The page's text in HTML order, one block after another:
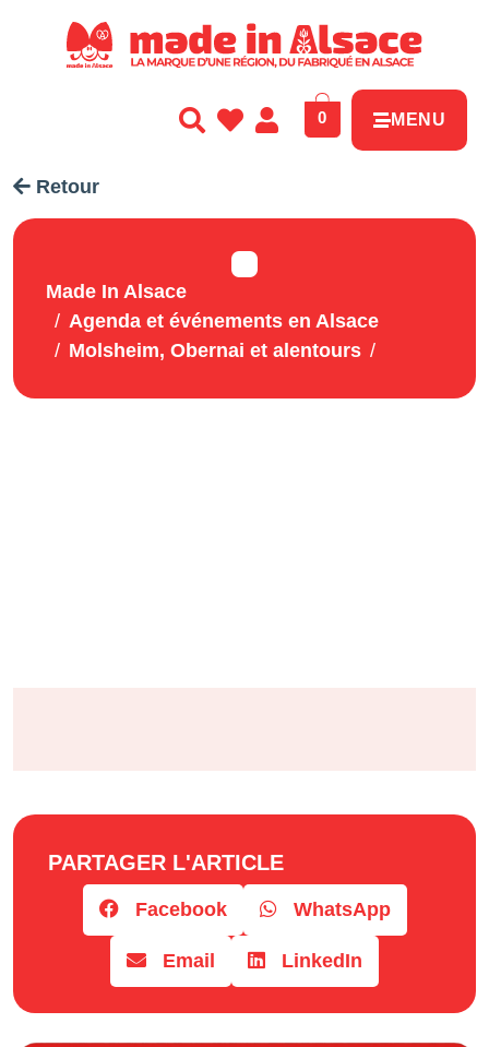
0 MENU
Retour
Made In Alsace
Agenda et événements en Alsace
Molsheim, Obernai et alentours
PARTAGER L'ARTICLE
Facebook WhatsApp
Email LinkedIn